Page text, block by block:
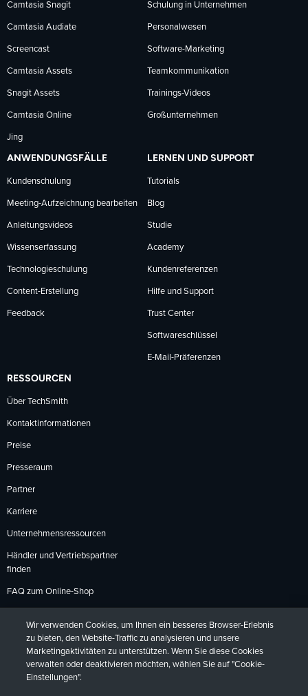
folgen
folgenfolgen
Camtasia Snagit
Camtasia Audiate
Screencast
Camtasia Assets
Snagit Assets
Camtasia Online
Jing
Schulung in Unternehmen
Personalwesen
Software-Marketing
Teamkommunikation
Trainings-Videos
Großunternehmen
ANWENDUNGSFÄLLE
Kundenschulung
Meeting-Aufzeichnung bearbeiten
Anleitungsvideos
Wissenserfassung
Technologieschulung
Content-Erstellung
Feedback
LERNEN UND SUPPORT
Tutorials
Blog
Studie
Academy
Kundenreferenzen
Hilfe und Support
Trust Center
Softwareschlüssel
E-Mail-Präferenzen
RESSOURCEN
Über TechSmith
Kontaktinformationen
Preise
Presseraum
Partner
Karriere
Unternehmensressourcen
Händler und Vertriebspartner
finden
FAQ zum Online-Shop
Rückgabebedingungen
Wir verwenden Cookies, um Ihnen ein besseres Browser-Erlebnis
zu bieten, den Website-Traffic zu analysieren und unsere
Marketingaktivitäten zu unterstützen. Wenn Sie diese Cookies
verwalten oder deaktivieren möchten, wählen Sie auf "Cookie-
Einstellungen".